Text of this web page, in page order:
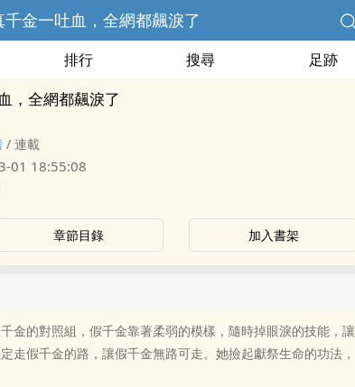
千金一吐血，全網都飆淚了
排行 搜尋 足跡
，全網都飆淚了
/ 連載
01 18:55:08
章節目錄 加入書架
金的對照組，假千金靠著柔弱的模樣，隨時掉眼淚的技能，讓
假千金的路，讓假千金無路可走。她撿起獻祭生命的功法，